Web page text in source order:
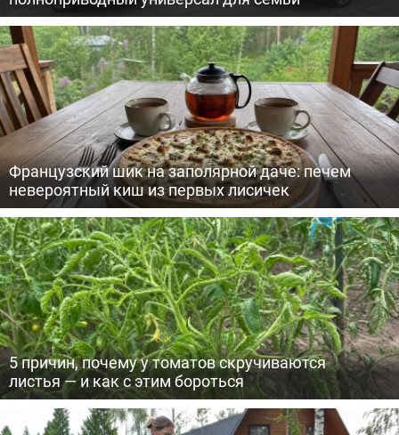
Французский шик на заполярной даче: печем
невероятный киш из первых лисичек
5 причин, почему у томатов скручиваются
листья — и как с этим бороться